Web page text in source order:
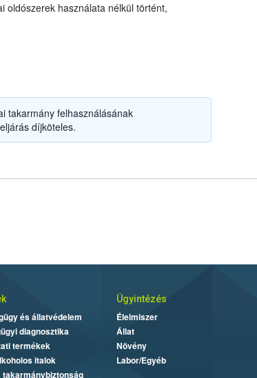
oldószerek használata nélkül történt,
takarmány felhasználásának
díjköteles.
és állatvédelem
diagnosztika
termékek
italok
takarmánybiztonság
Ügyintézés
Élelmiszer
Állat
Növény
Labor/Egyéb